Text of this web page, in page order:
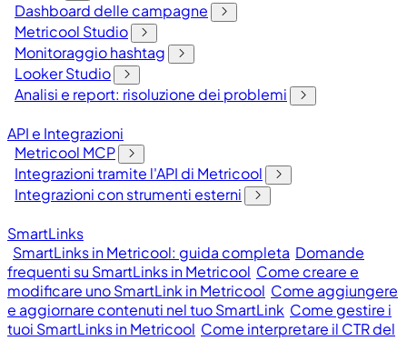
Dashboard delle campagne
Metricool Studio
Monitoraggio hashtag
Looker Studio
Analisi e report: risoluzione dei problemi
API e Integrazioni
Metricool MCP
Integrazioni tramite l'API di Metricool
Integrazioni con strumenti esterni
SmartLinks
SmartLinks in Metricool: guida completa Domande
frequenti su SmartLinks in Metricool Come creare e
modificare uno SmartLink in Metricool Come aggiungere
e aggiornare contenuti nel tuo SmartLink Come gestire i
tuoi SmartLinks in Metricool Come interpretare il CTR del